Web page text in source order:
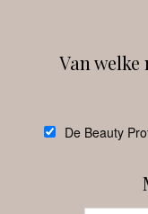
Van
De Beauty